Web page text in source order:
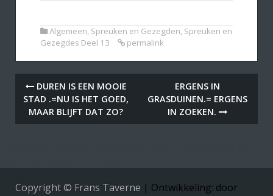
Algemeen, Spreuken en Gezegden, Spreuken en
Gezegdes Deel 13
permalink
DUREN IS EEN MOOIE
STAD .=NU IS HET GOED,
MAAR BLIJFT DAT ZO?
ERGENS IN
GRASDUINEN.= ERGENS
IN ZOEKEN.
Copyright © Frans Taverne | Ontwikkeling: door